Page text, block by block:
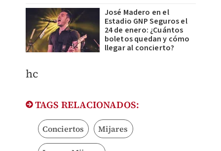
José Madero en el
Estadio GNP Seguros el
24 de enero: ¿Cuántos
boletos quedan y cómo
llegar al concierto?
hc
TAGS RELACIONADOS:
Conciertos Mijares